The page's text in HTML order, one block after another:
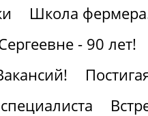
Школа
- 90 лет!